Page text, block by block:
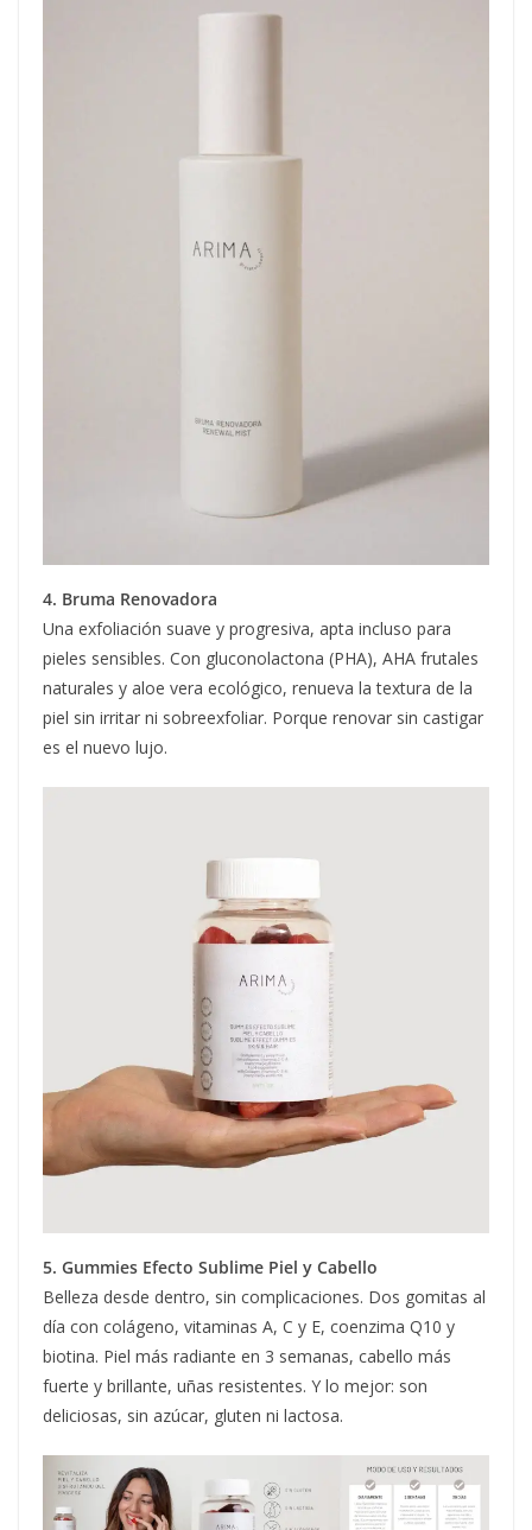
4. Bruma Renovadora
Una exfoliación suave y progresiva, apta incluso para
pieles sensibles. Con gluconolactona (PHA), AHA frutales
naturales y aloe vera ecológico, renueva la textura de la
piel sin irritar ni sobreexfoliar. Porque renovar sin castigar
es el nuevo lujo.
5. Gummies Efecto Sublime Piel y Cabello
Belleza desde dentro, sin complicaciones. Dos gomitas al
día con colágeno, vitaminas A, C y E, coenzima Q10 y
biotina. Piel más radiante en 3 semanas, cabello más
fuerte y brillante, uñas resistentes. Y lo mejor: son
deliciosas, sin azúcar, gluten ni lactosa.